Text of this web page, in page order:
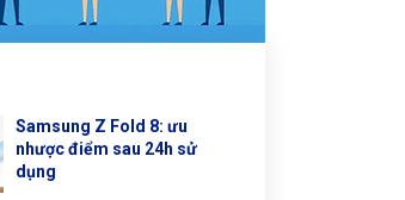
Samsung Z Fold 8: ưu
nhược điểm sau 24h sử
dụng